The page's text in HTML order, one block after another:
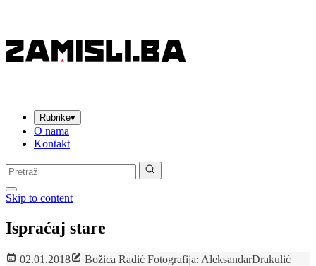
Rubrike▾
O nama
Kontakt
Pretraga:
Skip to content
Ispraćaj stare
02.01.2018
Božica Radić Fotografija: AleksandarDrakulić